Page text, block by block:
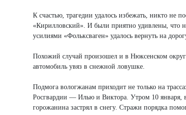
К счастью, трагедии удалось избежать, никто не
«Кирилловский». И были приятно удивлены,
усилиями «Фольксваген» удалось вернуть на
Похожий случай произошел и в Нюксенском
автомобиль увяз в снежной ловушке.
Подмога вологжанам приходит не только на
Росгвардии — Илью и Виктора. Утром 10 января,
горожанина застрял в снегу. Стражи порядка